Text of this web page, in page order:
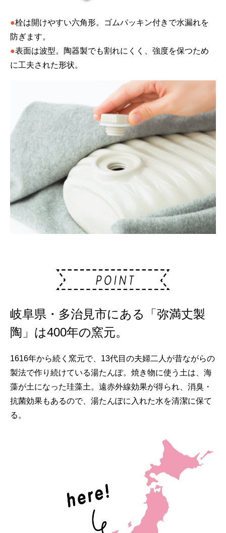
●栓は開けやすい六角形。ゴムパッキン付きで水漏れを
防ぎます。
●表面は波型。陶器製でも割れにくく、強度を保つため
に工夫された形状。
岐阜県・多治見市にある「弥満丈製
陶」は400年の窯元。
1616年から続く窯元で、13代目の夫婦二人が昔ながらの
製法で作り続けている湯たんぽ。焼き物に使う土は、海
藻が土になった珪藻土。遠赤外線効果が得られ、消臭・
抗菌効果もあるので、湯たんぽに入れた水を清潔に保て
る。